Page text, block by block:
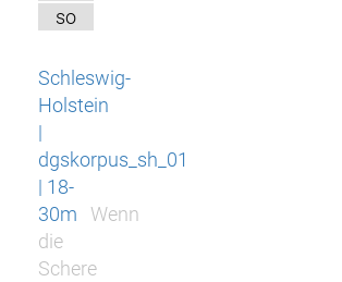
so
Schleswig-
Holstein
|
dgskorpus_sh_01
| 18-
30m
Wenn
die
Schere